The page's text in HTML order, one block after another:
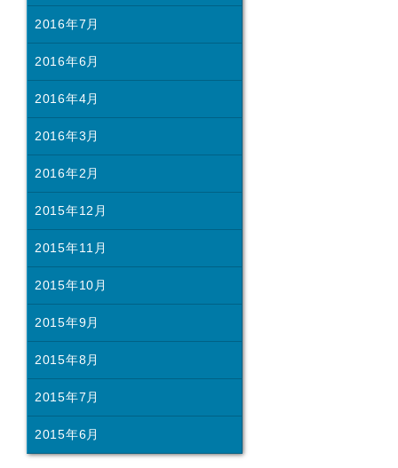
2016年7月
2016年6月
2016年4月
2016年3月
2016年2月
2015年12月
2015年11月
2015年10月
2015年9月
2015年8月
2015年7月
2015年6月